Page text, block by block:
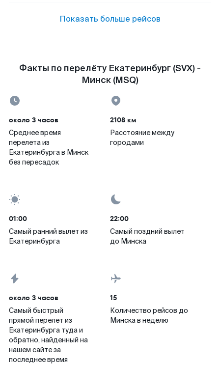
Показать больше рейсов
Факты по перелёту Екатеринбург (SVX) -
Минск (MSQ)
около 3 часов
Среднее время
перелета из
Екатеринбурга в Минск
без пересадок
2108 км
Расстояние между
городами
01:00
Самый ранний вылет из
Екатеринбурга
22:00
Самый поздний вылет
до Минска
около 3 часов
Самый быстрый
прямой перелет из
Екатеринбурга туда и
обратно, найденный на
нашем сайте за
последнее время
15
Количество рейсов до
Минска в неделю